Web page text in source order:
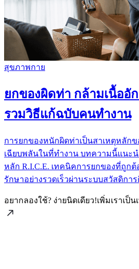
สุขภาพกาย
ยกของผิดท่า กล้ามเนื้ออั
รวมวิธีแก้ฉบับคนทำงาน
การยกของหนักผิดท่าเป็นสาเหตุหลักข
เฉียบพลันในที่ทำงาน บทความนี้แนะ
หลัก R.I.C.E. เทคนิคการยกของที่ถูกต้
รักษาอย่างรวดเร็วผ่านระบบสวัสดิกา
อยากลองใช้? ง่ายนิดเดียว!เพิ่มเราเป็